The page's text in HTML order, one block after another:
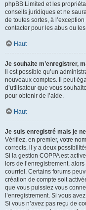
phpBB Limited et les
conseils juridiques et ne
de toutes sortes, à
contacter pour les abus ou
Haut
Je souhaite m’enregistrer,
Il est possible qu’un
nouveaux comptes. Il peut
d’utilisateur que vous
pour obtenir de l’aide.
Haut
Je suis enregistré mais je
Vérifiez, en premier, votre
corrects, il y a deux
Si la gestion COPPA est
lors de l’enregistrement,
courriel. Certains forums
création de compte soit
que vous puissiez vous
l’enregistrement. Si vous
Si vous n’avez pas reçu de